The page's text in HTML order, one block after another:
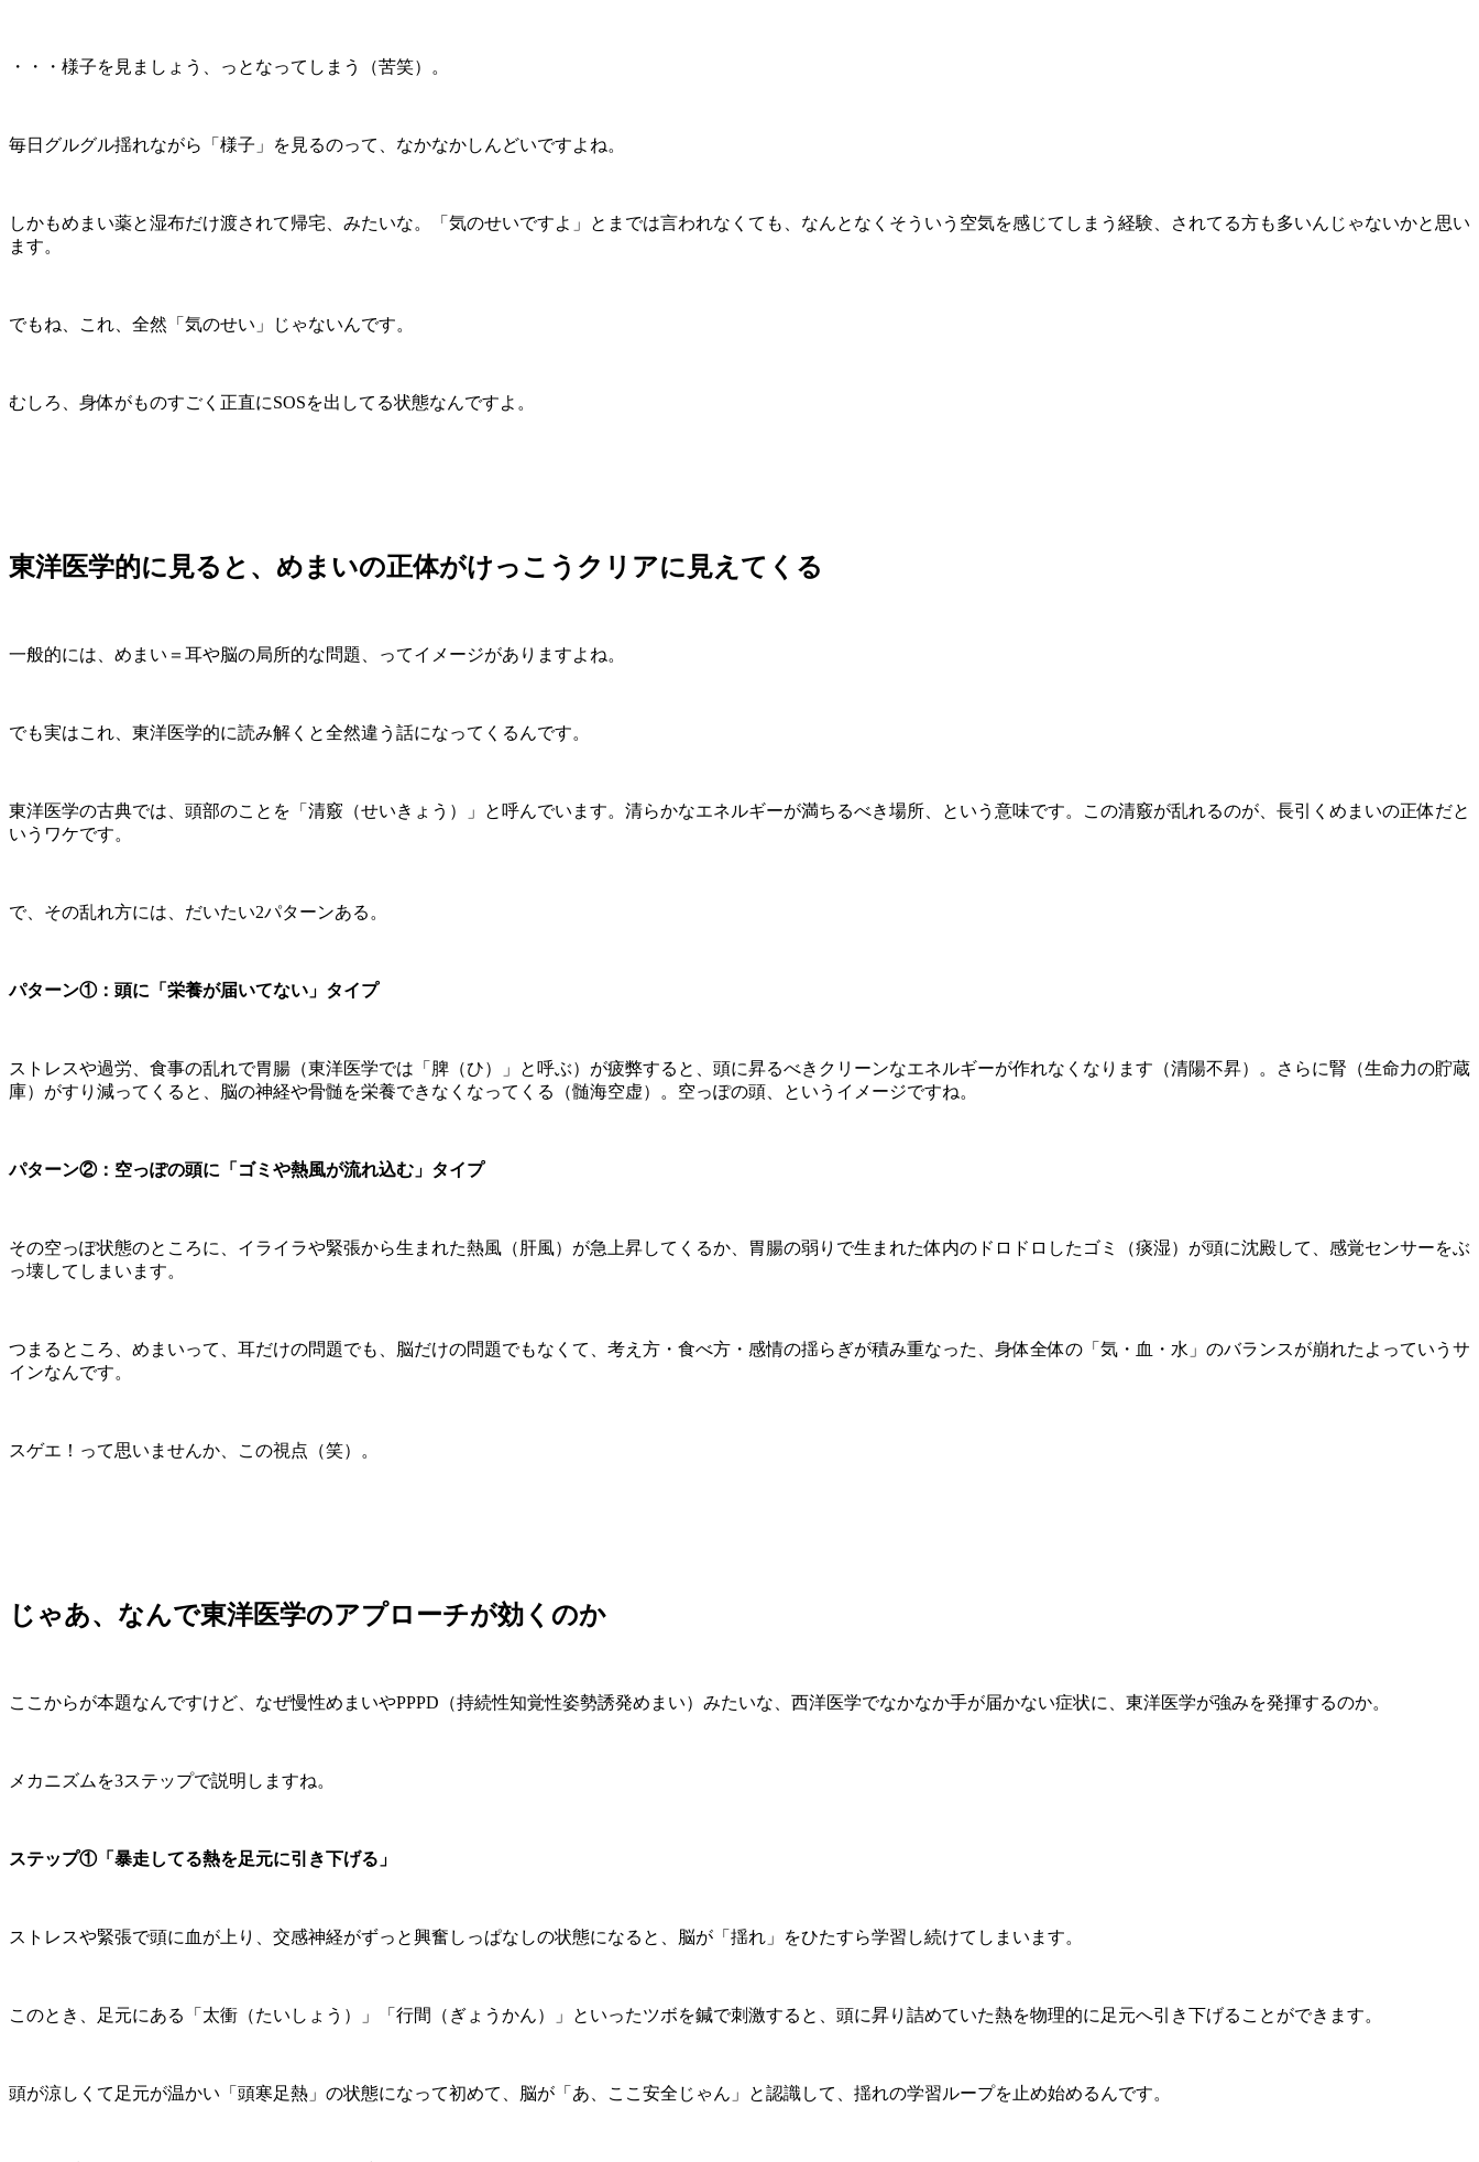
・・・様子を見ましょう、っとなってしまう（苦笑）。
毎日グルグル揺れながら「様子」を見るのって、なかなかしんどいですよね。
しかもめまい薬と湿布だけ渡されて帰宅、みたいな。「気のせいですよ」とまでは言われなくても、なんとなくそういう空気を感じてしまう経験、されてる方も多いんじゃないかと思い
ます。
でもね、これ、全然「気のせい」じゃないんです。
むしろ、身体がものすごく正直にSOSを出してる状態なんですよ。
東洋医学的に見ると、めまいの正体がけっこうクリアに見えてくる
一般的には、めまい＝耳や脳の局所的な問題、ってイメージがありますよね。
でも実はこれ、東洋医学的に読み解くと全然違う話になってくるんです。
東洋医学の古典では、頭部のことを「清竅（せいきょう）」と呼んでいます。清らかなエネルギーが満ちるべき場所、という意味です。この清竅が乱れるのが、長引くめまいの正体だと
いうワケです。
で、その乱れ方には、だいたい2パターンある。
パターン①：頭に「栄養が届いてない」タイプ
ストレスや過労、食事の乱れで胃腸（東洋医学では「脾（ひ）」と呼ぶ）が疲弊すると、頭に昇るべきクリーンなエネルギーが作れなくなります（清陽不昇）。さらに腎（生命力の貯蔵
庫）がすり減ってくると、脳の神経や骨髄を栄養できなくなってくる（髄海空虚）。空っぽの頭、というイメージですね。
パターン②：空っぽの頭に「ゴミや熱風が流れ込む」タイプ
その空っぽ状態のところに、イライラや緊張から生まれた熱風（肝風）が急上昇してくるか、胃腸の弱りで生まれた体内のドロドロしたゴミ（痰湿）が頭に沈殿して、感覚センサーをぶ
っ壊してしまいます。
つまるところ、めまいって、耳だけの問題でも、脳だけの問題でもなくて、考え方・食べ方・感情の揺らぎが積み重なった、身体全体の「気・血・水」のバランスが崩れたよっていうサ
インなんです。
スゲエ！って思いませんか、この視点（笑）。
じゃあ、なんで東洋医学のアプローチが効くのか
ここからが本題なんですけど、なぜ慢性めまいやPPPD（持続性知覚性姿勢誘発めまい）みたいな、西洋医学でなかなか手が届かない症状に、東洋医学が強みを発揮するのか。
メカニズムを3ステップで説明しますね。
ステップ①「暴走してる熱を足元に引き下げる」
ストレスや緊張で頭に血が上り、交感神経がずっと興奮しっぱなしの状態になると、脳が「揺れ」をひたすら学習し続けてしまいます。
このとき、足元にある「太衝（たいしょう）」「行間（ぎょうかん）」といったツボを鍼で刺激すると、頭に昇り詰めていた熱を物理的に足元へ引き下げることができます。
頭が涼しくて足元が温かい「頭寒足熱」の状態になって初めて、脳が「あ、ここ安全じゃん」と認識して、揺れの学習ループを止め始めるんです。